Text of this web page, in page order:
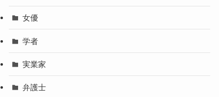
女優
学者
実業家
弁護士